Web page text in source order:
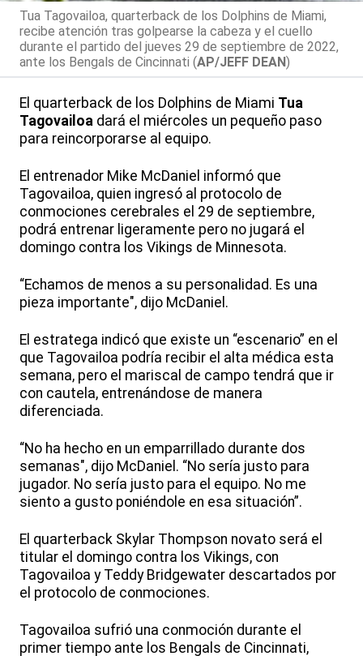
Tua Tagovailoa, quarterback de los Dolphins de Miami,
recibe atención tras golpearse la cabeza y el cuello
durante el partido del jueves 29 de septiembre de 2022,
ante los Bengals de Cincinnati (AP/JEFF DEAN)
El quarterback de los Dolphins de Miami Tua
Tagovailoa dará el miércoles un pequeño paso
para reincorporarse al equipo.
El entrenador Mike McDaniel informó que
Tagovailoa, quien ingresó al protocolo de
conmociones cerebrales el 29 de septiembre,
podrá entrenar ligeramente pero no jugará el
domingo contra los Vikings de Minnesota.
“Echamos de menos a su personalidad. Es una
pieza importante", dijo McDaniel.
El estratega indicó que existe un “escenario” en el
que Tagovailoa podría recibir el alta médica esta
semana, pero el mariscal de campo tendrá que ir
con cautela, entrenándose de manera
diferenciada.
“No ha hecho en un emparrillado durante dos
semanas", dijo McDaniel. “No sería justo para
jugador. No sería justo para el equipo. No me
siento a gusto poniéndole en esa situación”.
El quarterback Skylar Thompson novato será el
titular el domingo contra los Vikings, con
Tagovailoa y Teddy Bridgewater descartados por
el protocolo de conmociones.
Tagovailoa sufrió una conmoción durante el
primer tiempo ante los Bengals de Cincinnati,